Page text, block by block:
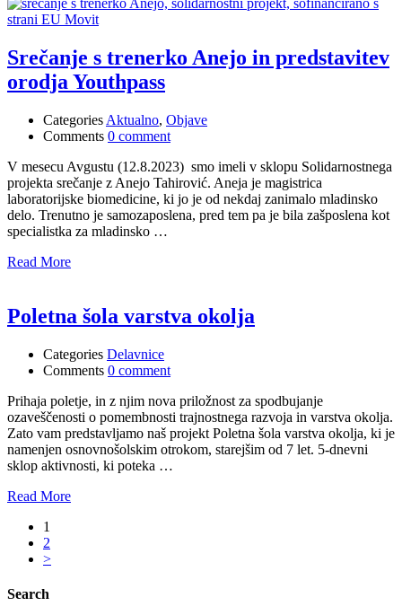
Srečanje s trenerko Anejo in predstavitev
orodja Youthpass
Categories Aktualno, Objave
Comments 0 comment
V mesecu Avgustu (12.8.2023) smo imeli v sklopu Solidarnostnega
projekta srečanje z Anejo Tahirović. Aneja je magistrica
laboratorijske biomedicine, ki jo je od nekdaj zanimalo mladinsko
delo. Trenutno je samozaposlena, pred tem pa je bila zašposlena kot
specialistka za mladinsko …
Read More
Poletna šola varstva okolja
Categories Delavnice
Comments 0 comment
Prihaja poletje, in z njim nova priložnost za spodbujanje
ozaveščenosti o pomembnosti trajnostnega razvoja in varstva okolja.
Zato vam predstavljamo naš projekt Poletna šola varstva okolja, ki je
namenjen osnovnošolskim otrokom, starejšim od 7 let. 5-dnevni
sklop aktivnosti, ki poteka …
Read More
1
2
>
Search